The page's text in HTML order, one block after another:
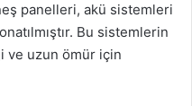
panelleri, akü sistemleri
Bu sistemlerin
ve uzun ömür için